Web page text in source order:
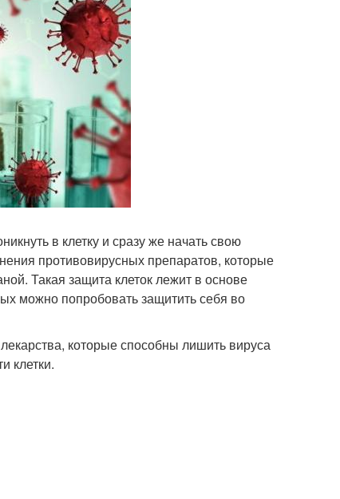
в клетку и сразу же начать свою
противовирусных препаратов, которые
Такая защита клеток лежит в основе
можно попробовать защитить себя во
которые способны лишить вируса
клетки.